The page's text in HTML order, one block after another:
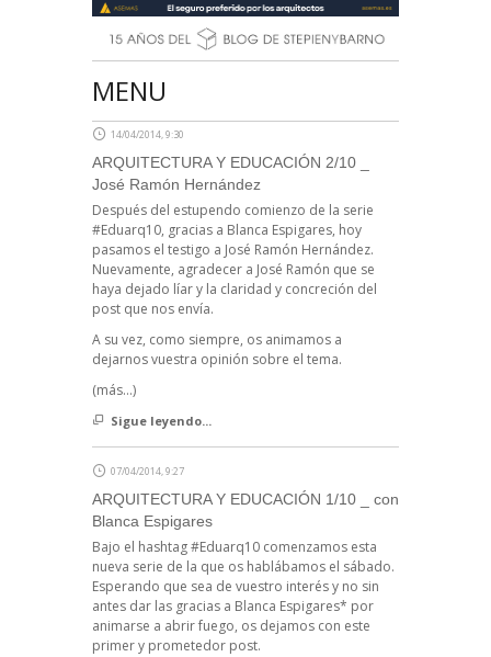
MENU
14/04/2014, 9:30
ARQUITECTURA Y EDUCACIÓN 2/10 _
José Ramón Hernández
Después del estupendo comienzo de la serie
#Eduarq10, gracias a Blanca Espigares, hoy
pasamos el testigo a José Ramón Hernández.
Nuevamente, agradecer a José Ramón que se
haya dejado líar y la claridad y concreción del
post que nos envía.
A su vez, como siempre, os animamos a
dejarnos vuestra opinión sobre el tema.
(más…)
Sigue leyendo...
07/04/2014, 9:27
ARQUITECTURA Y EDUCACIÓN 1/10 _ con
Blanca Espigares
Bajo el hashtag #Eduarq10 comenzamos esta
nueva serie de la que os hablábamos el sábado.
Esperando que sea de vuestro interés y no sin
antes dar las gracias a Blanca Espigares* por
animarse a abrir fuego, os dejamos con este
primer y prometedor post.